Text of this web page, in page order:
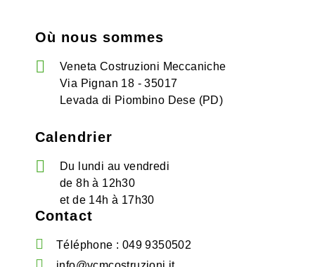
Où nous sommes
Veneta Costruzioni Meccaniche
Via Pignan 18 - 35017
Levada di Piombino Dese (PD)
Calendrier
Du lundi au vendredi
de 8h à 12h30
et de 14h à 17h30
Contact
Téléphone : 049 9350502